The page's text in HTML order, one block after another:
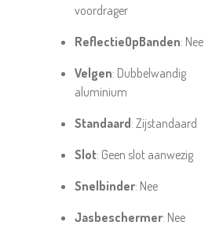
voordrager
ReflectieOpBanden: Nee
Velgen: Dubbelwandig
aluminium
Standaard: Zijstandaard
Slot: Geen slot aanwezig
Snelbinder: Nee
Jasbeschermer: Nee